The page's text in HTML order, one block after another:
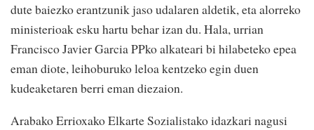
dute baiezko erantzunik jaso udalaren aldetik, eta alorreko
ministerioak esku hartu behar izan du. Hala, urrian
Francisco Javier Garcia PPko alkateari bi hilabeteko epea
eman diote, leihoburuko leloa kentzeko egin duen
kudeaketaren berri eman diezaion.
Arabako Errioxako Elkarte Sozialistako idazkari nagusi